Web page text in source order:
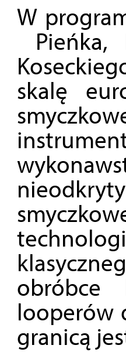
W
Pieńka,
skalę
obróbce
looperów
granicą